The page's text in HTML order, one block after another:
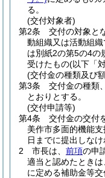
る。
(交付対象者)
第2条
交付の対象と
動組織又は活動組
は別紙2の第5の4の
受けたもの(以下「
(交付金の種類及び
第3条
交付金の種類
とおりとする。
(交付申請等)
第4条
交付金の交付
美作市多面的機能
日までに提出しなけ
2
市長は、 前項の申
適当と認めたときは
に定める補助金等